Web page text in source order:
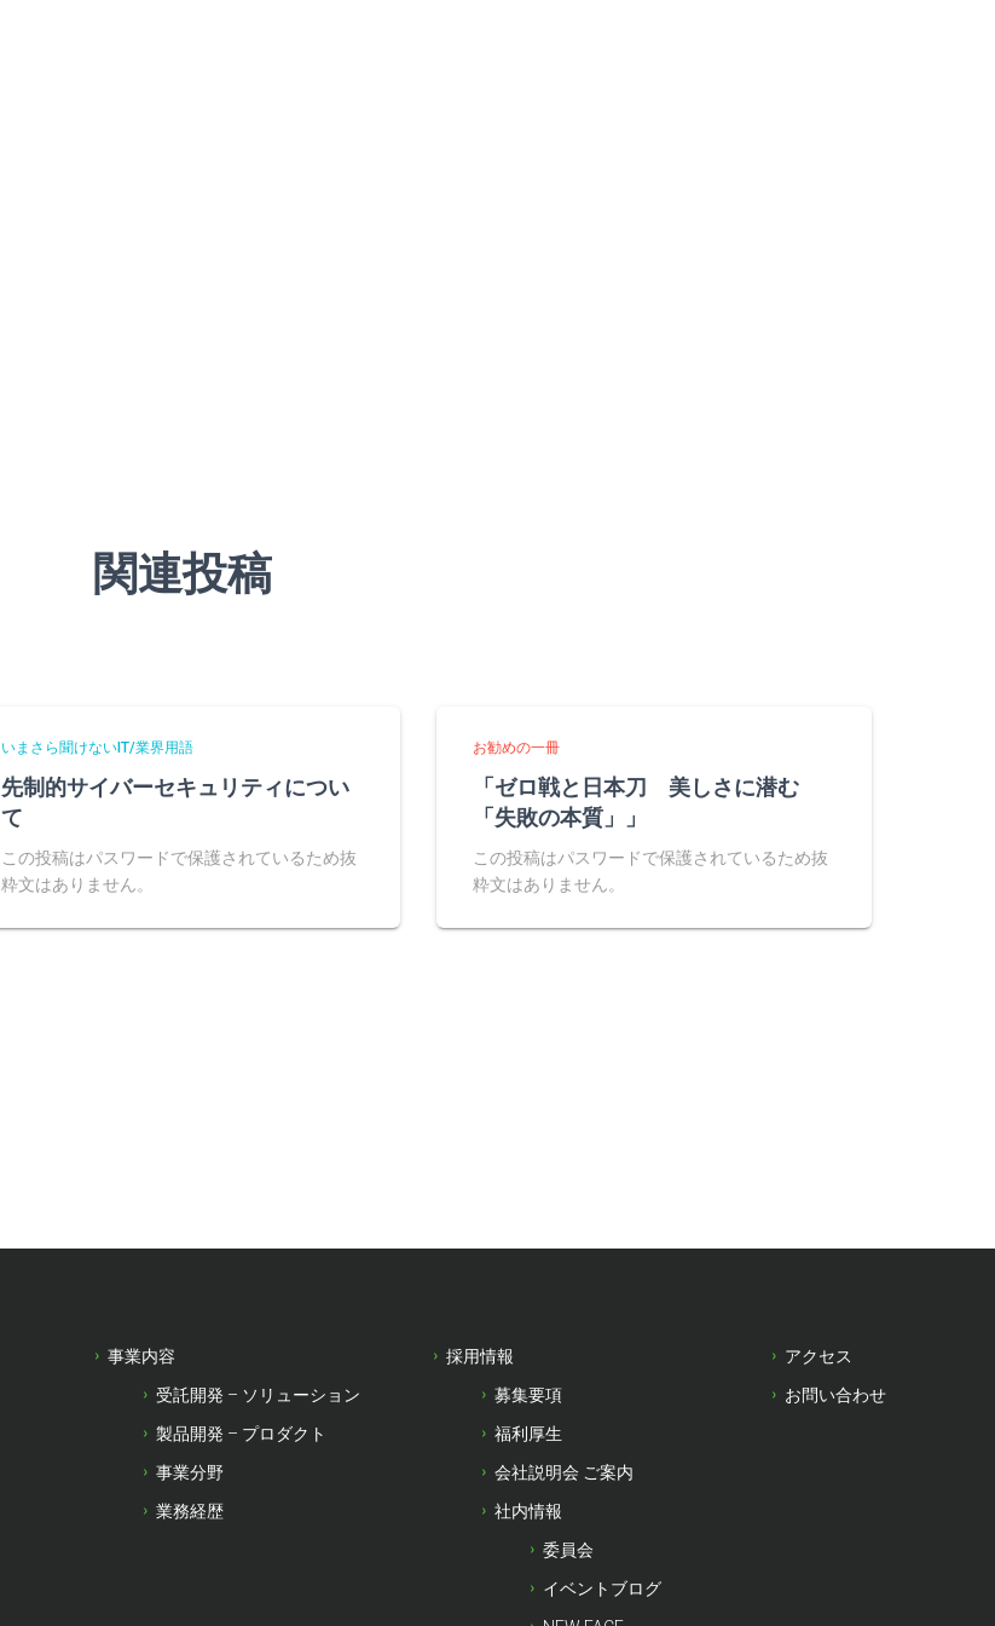
関連投稿
いまさら聞けないIT/業界用語
先制的サイバーセキュリティについ
て
この投稿はパスワードで保護されているため抜
粋文はありません。
お勧めの一冊
「ゼロ戦と日本刀 美しさに潜む
「失敗の本質」」
この投稿はパスワードで保護されているため抜
粋文はありません。
事業内容
受託開発 – ソリューション
製品開発 – プロダクト
事業分野
業務経歴
採用情報
募集要項
福利厚生
会社説明会 ご案内
社内情報
委員会
イベントブログ
アクセス
お問い合わせ